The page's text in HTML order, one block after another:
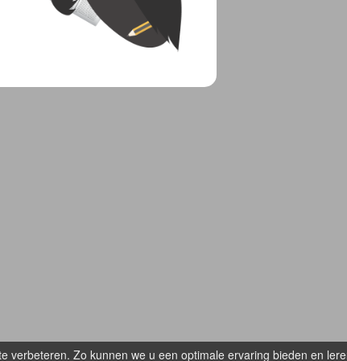
verbeteren. Zo kunnen we u een optimale ervaring bieden en